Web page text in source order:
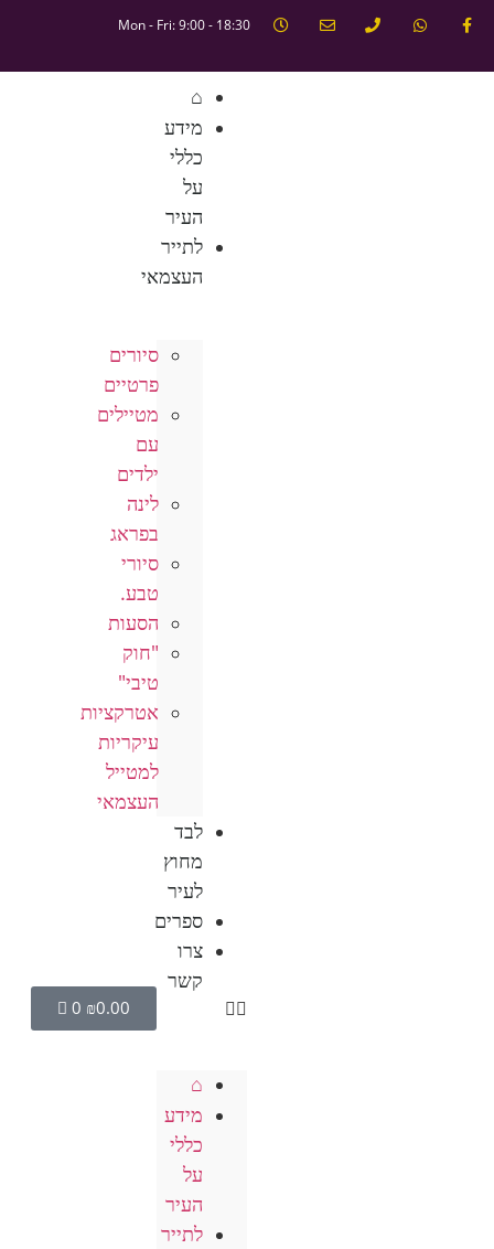
Mon - Fri: 9:00 - 18:30
⌂
מידע
כללי
על
העיר
לתייר
העצמאי
סיורים
פרטיים
מטיילים
עם
ילדים
לינה
בפראג
סיורי
טבע.
הסעות
"חוק
טיבי"
אטרקציות
עיקריות
למטייל
העצמאי
לבד
מחוץ
לעיר
ספרים
צרו
קשר
⌂
מידע
כללי
על
העיר
לתייר
₪0.00
0